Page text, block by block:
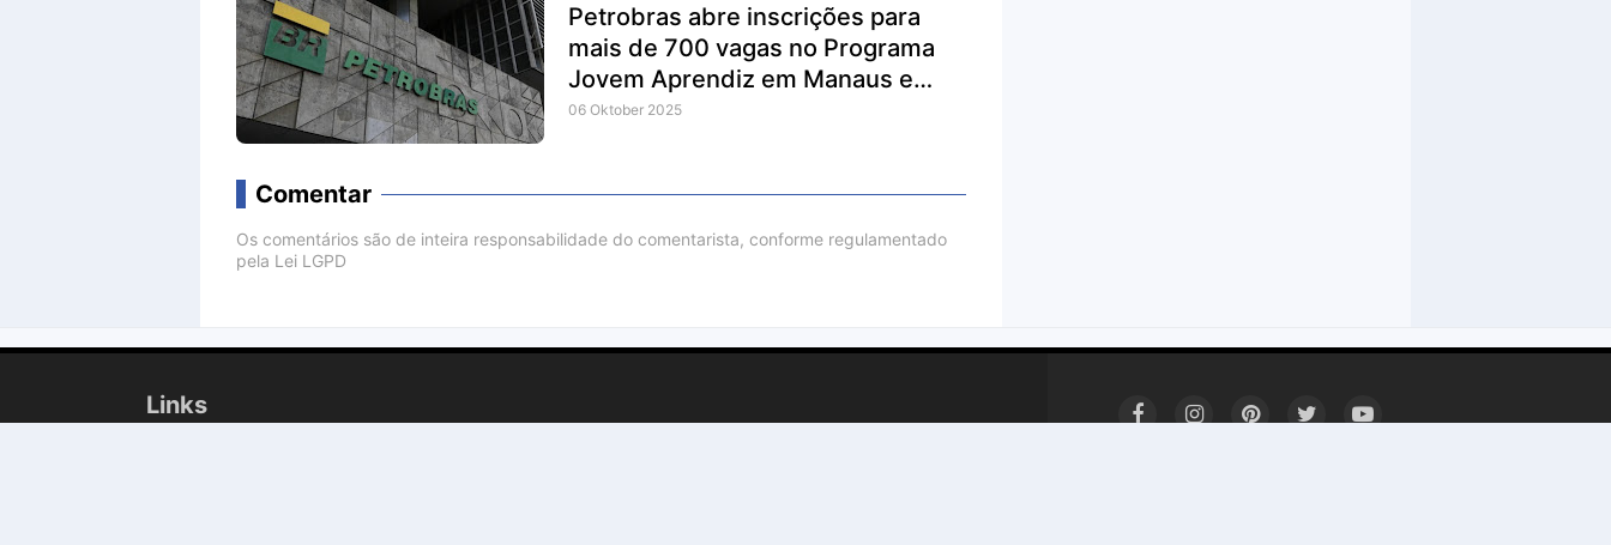
Petrobras abre inscrições para
mais de 700 vagas no Programa
Jovem Aprendiz em Manaus e
outras cidades
06 Oktober 2025
Comentar
Os comentários são de inteira responsabilidade do comentarista, conforme regulamentado
pela Lei LGPD
Links